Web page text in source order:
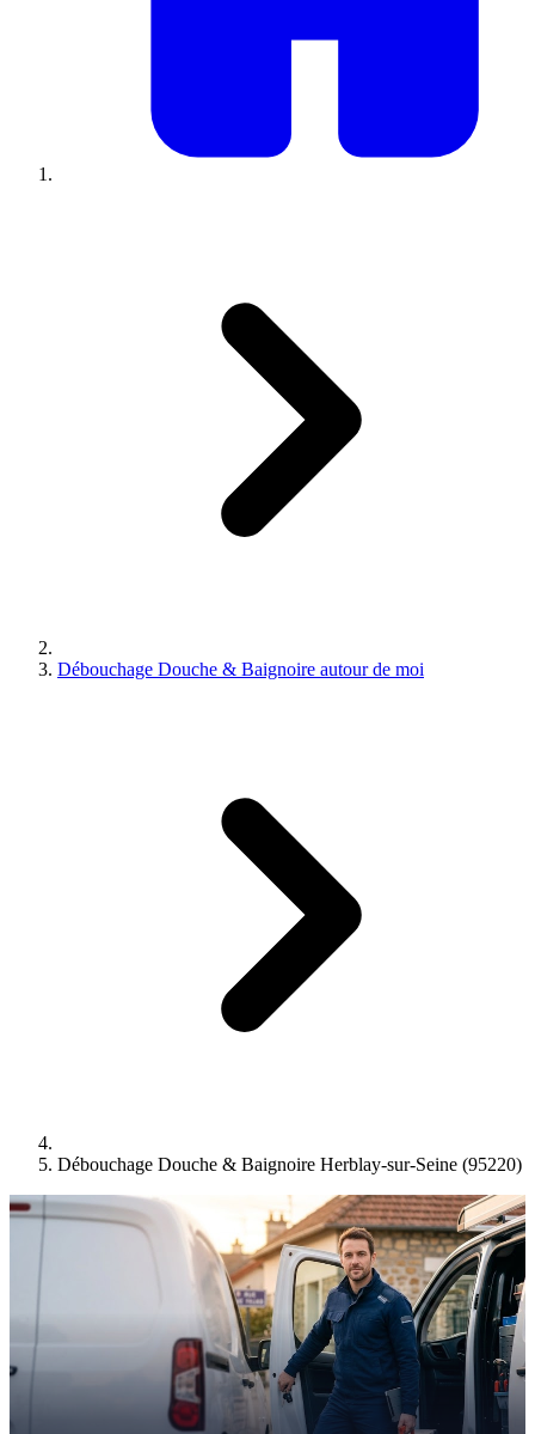
Débouchage Douche & Baignoire autour de moi
Débouchage Douche & Baignoire Herblay-sur-Seine (95220)